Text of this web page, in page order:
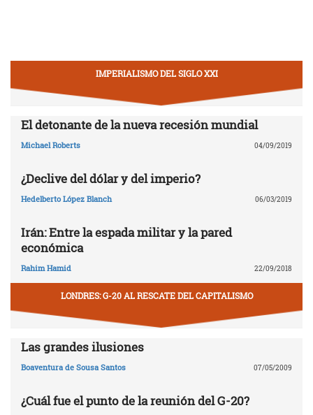
IMPERIALISMO DEL SIGLO XXI
El detonante de la nueva recesión mundial
Michael Roberts 04/09/2019
¿Declive del dólar y del imperio?
Hedelberto López Blanch 06/03/2019
Irán: Entre la espada militar y la pared
económica
Rahim Hamid 22/09/2018
LONDRES: G-20 AL RESCATE DEL CAPITALISMO
Las grandes ilusiones
Boaventura de Sousa Santos 07/05/2009
¿Cuál fue el punto de la reunión del G-20?